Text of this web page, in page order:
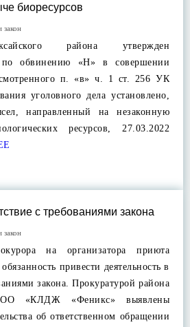
биоресурсов
закон
района утвержден
по обвинению «Н» в совершении
п. «в» ч. 1 ст. 256 УК
уголовного дела установлено,
направленный на незаконную
ресурсов, 27.03.2022
с требованиями закона
закон
на организатора приюта
привести деятельность в
закона. Прокуратурой района
«КЛДЖ «Феникс» выявлены
об ответственном обращении